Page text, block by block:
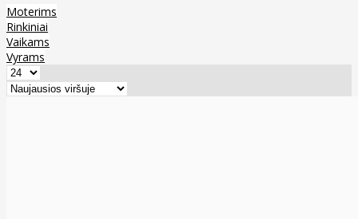
Moterims
Rinkiniai
Vaikams
Vyrams